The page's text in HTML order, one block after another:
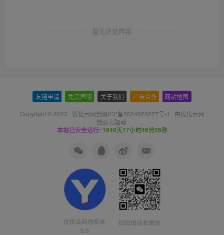
暂无评论内容
友链申请 免责声明 关于我们 广告合作 网站地图
Copyright © 2023 · 优优云网创赣ICP备2024020227号-1 · 由优优云网
创强力驱动.
本站已安全运行: 1640天17小时46分27秒
优优云网创系统
3.0
扫码加站长微信